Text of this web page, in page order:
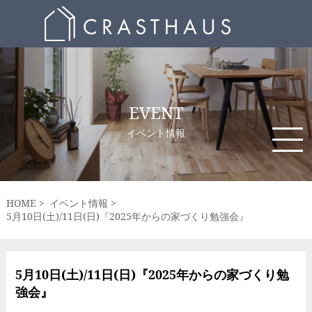
EVENT
イベント情報
HOME
イベント情報
5月10日(土)/11日(日)『2025年からの家づくり勉強会』
5月10日(土)/11日(日)『2025年からの家づくり勉
強会』